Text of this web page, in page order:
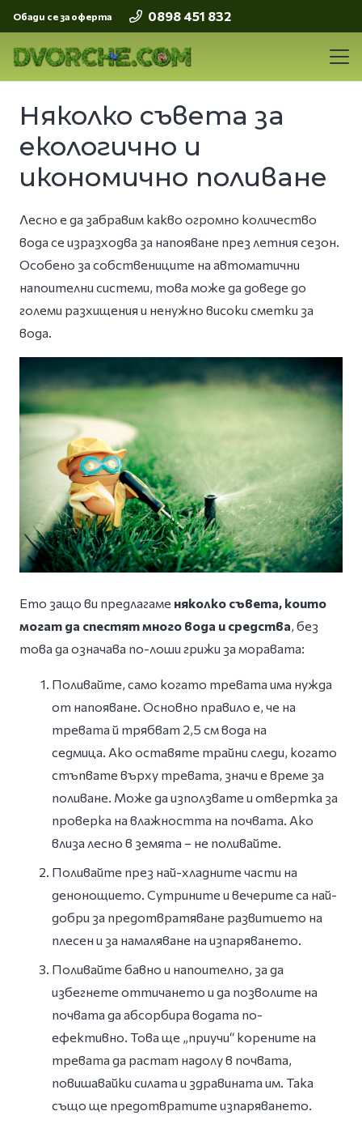
Обади се за оферта 0898 451 832
Няколко съвета за
екологично и
икономично поливане
Лесно е да забравим какво огромно количество
вода се изразходва за напояване през летния сезон.
Особено за собствениците на автоматични
напоителни системи, това може да доведе до
големи разхищения и ненужно високи сметки за
вода.
Ето защо ви предлагаме няколко съвета, които
могат да спестят много вода и средства, без
това да означава по-лоши грижи за моравата:
Поливайте, само когато тревата има нужда
от напояване. Основно правило е, че на
тревата й трябват 2,5 см вода на
седмица. Ако оставяте трайни следи, когато
стъпвате върху тревата, значи е време за
поливане. Може да използвате и отвертка за
проверка на влажността на почвата. Aко
влиза лесно в земята – не поливайте.
Поливайте през най-хладните части на
денонощието. Сутрините и вечерите са най-
добри за предотвратяване развитието на
плесен и за намаляване на изпаряването.
Поливайте бавно и напоително, за да
избегнете оттичането и да позволите на
почвата да абсорбира водата по-
ефективно. Това ще „приучи“ корените на
тревата да растат надолу в почвата,
повишавайки силата и здравината им. Така
също ще предотвратите изпаряването.